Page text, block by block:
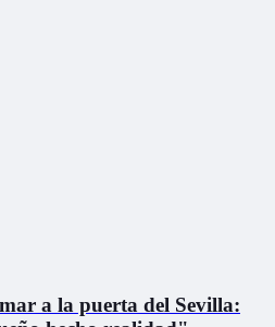
a la puerta del Sevilla: